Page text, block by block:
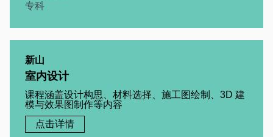
专科
新山
室内设计
课程涵盖设计构思、材料选择、施工图绘制、3D 建
模与效果图制作等内容
点击详情